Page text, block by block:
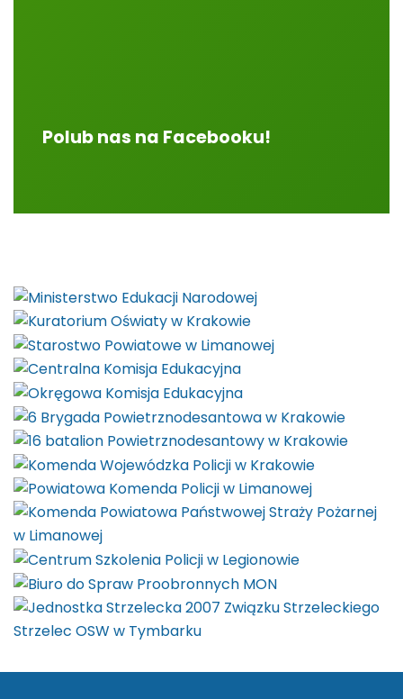
Polub nas na Facebooku!